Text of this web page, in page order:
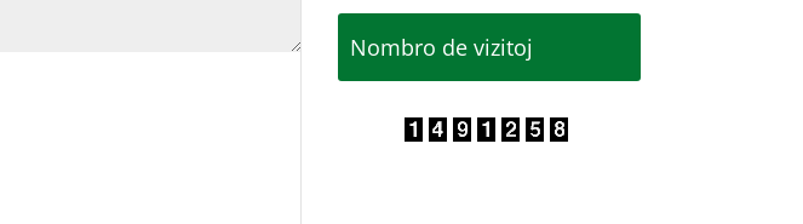
Nombro de vizitoj